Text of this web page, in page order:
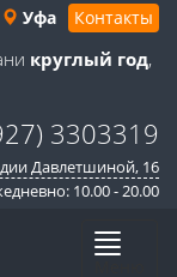
Уфа Контакты
круглый год,
3303319
Давлетшиной, 16
10.00 - 20.00